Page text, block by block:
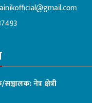
नेत्र क्षेत्री